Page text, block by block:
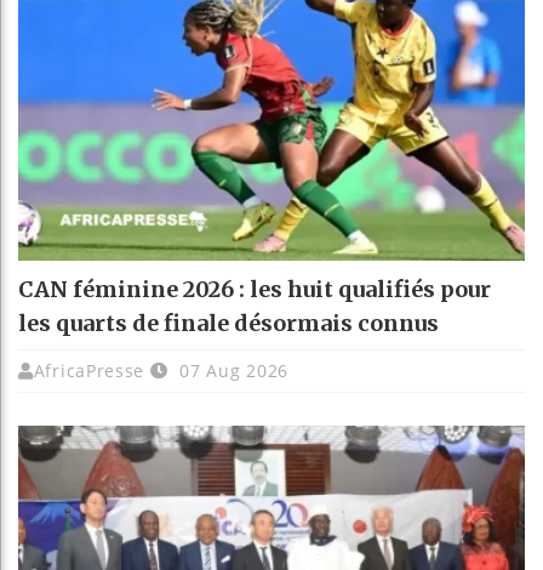
CAN féminine 2026 : les huit qualifiés pour
les quarts de finale désormais connus
AfricaPresse 07 Aug 2026